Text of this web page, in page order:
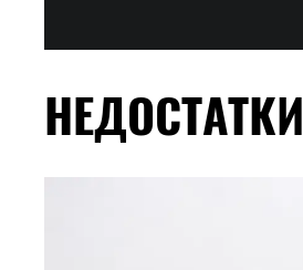
НЕДОСТАТКИ